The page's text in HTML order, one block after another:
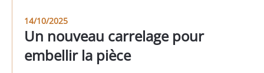
rendu global de ce projet. Réalisation à Longjumeau
au 3eme trimestre 2025
14/10/2025
Un nouveau carrelage pour
embellir la pièce